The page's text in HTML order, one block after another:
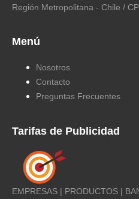
Región Metropolitana - Chile /
Menú
Nosotros
Contacto
Preguntas Frecuentes
Tarifas de Publicidad
EMPRESAS | PRODUCTOS |